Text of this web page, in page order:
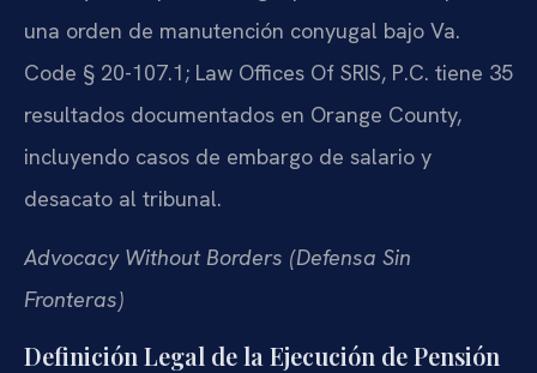
una orden de manutención conyugal bajo Va.
Code § 20-107.1; Law Offices Of SRIS, P.C. tiene 35
resultados documentados en Orange County,
incluyendo casos de embargo de salario y
desacato al tribunal.
Advocacy Without Borders (Defensa Sin
Fronteras)
Definición Legal de la Ejecución de Pensión